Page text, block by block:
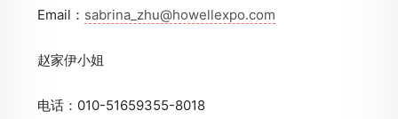
Email： sabrina_zhu@howellexpo.com
赵家伊小姐
电话：010-51659355-8018